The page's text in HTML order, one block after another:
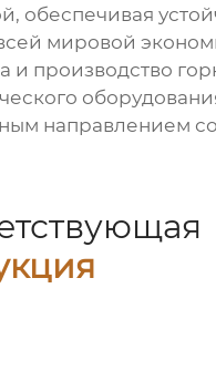
обеспечивая
мировой
и производство
направлением